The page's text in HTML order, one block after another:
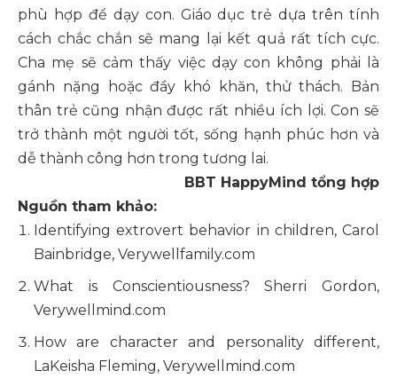
phù hợp để dạy con. Giáo dục trẻ dựa trên tính
cách chắc chắn sẽ mang lại kết quả rất tích cực.
Cha mẹ sẽ cảm thấy việc dạy con không phải là
gánh nặng hoặc đầy khó khăn, thử thách. Bản
thân trẻ cũng nhận được rất nhiều ích lợi. Con sẽ
trở thành một người tốt, sống hạnh phúc hơn và
dễ thành công hơn trong tương lai.
BBT HappyMind tổng hợp
Nguồn tham khảo:
Identifying extrovert behavior in children, Carol
Bainbridge, Verywellfamily.com
What is Conscientiousness? Sherri Gordon,
Verywellmind.com
How are character and personality different,
LaKeisha Fleming, Verywellmind.com